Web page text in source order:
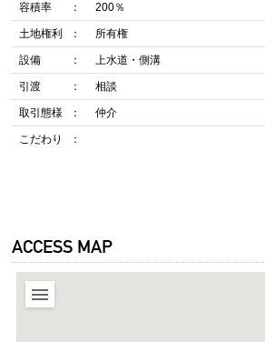
容積率 200％
土地権利 所有権
設備 上水道・側溝
引渡 相談
取引態様 仲介
こだわり
ACCESS MAP